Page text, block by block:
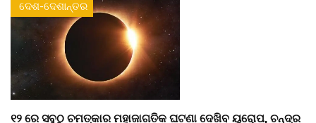
ଦେଶ-ଦେଶାନ୍ତର
୧୨ ରେ ସବୁଠୁ ଚମତ୍କାର ମହାଜାଗତିକ ଘଟଣା ଦେଖିବ ୟୁରୋପ, ଚନ୍ଦ୍ର